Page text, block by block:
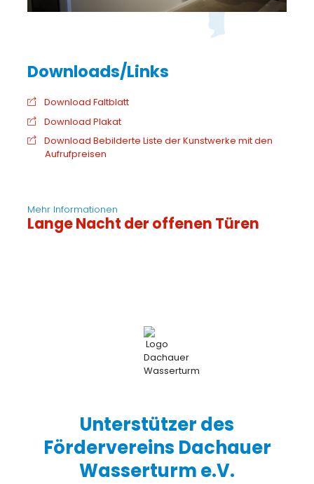
Download Faltblatt
Download Plakat
Download Bebilderte Liste der Kunstwerke mit den
Aufrufpreisen
Mehr Informationen
Lange Nacht der offenen Türen
Unterstützer des
Fördervereins Dachauer
Wasserturm e.V.